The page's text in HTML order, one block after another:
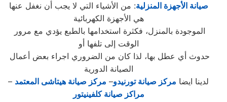
صيانة الأجهزة المنزلية: من الأشياء التي لا يجب أن نغفل عنها
هي الأجهزة الكهربائية
الوقت إلى تلفها أو
الصيانة الدورية
لدينا ايضا مركز صيانة تورنيدو– مركز صيانة هيتاشى المعتمد –
مراكز صيانة كلفينيتور